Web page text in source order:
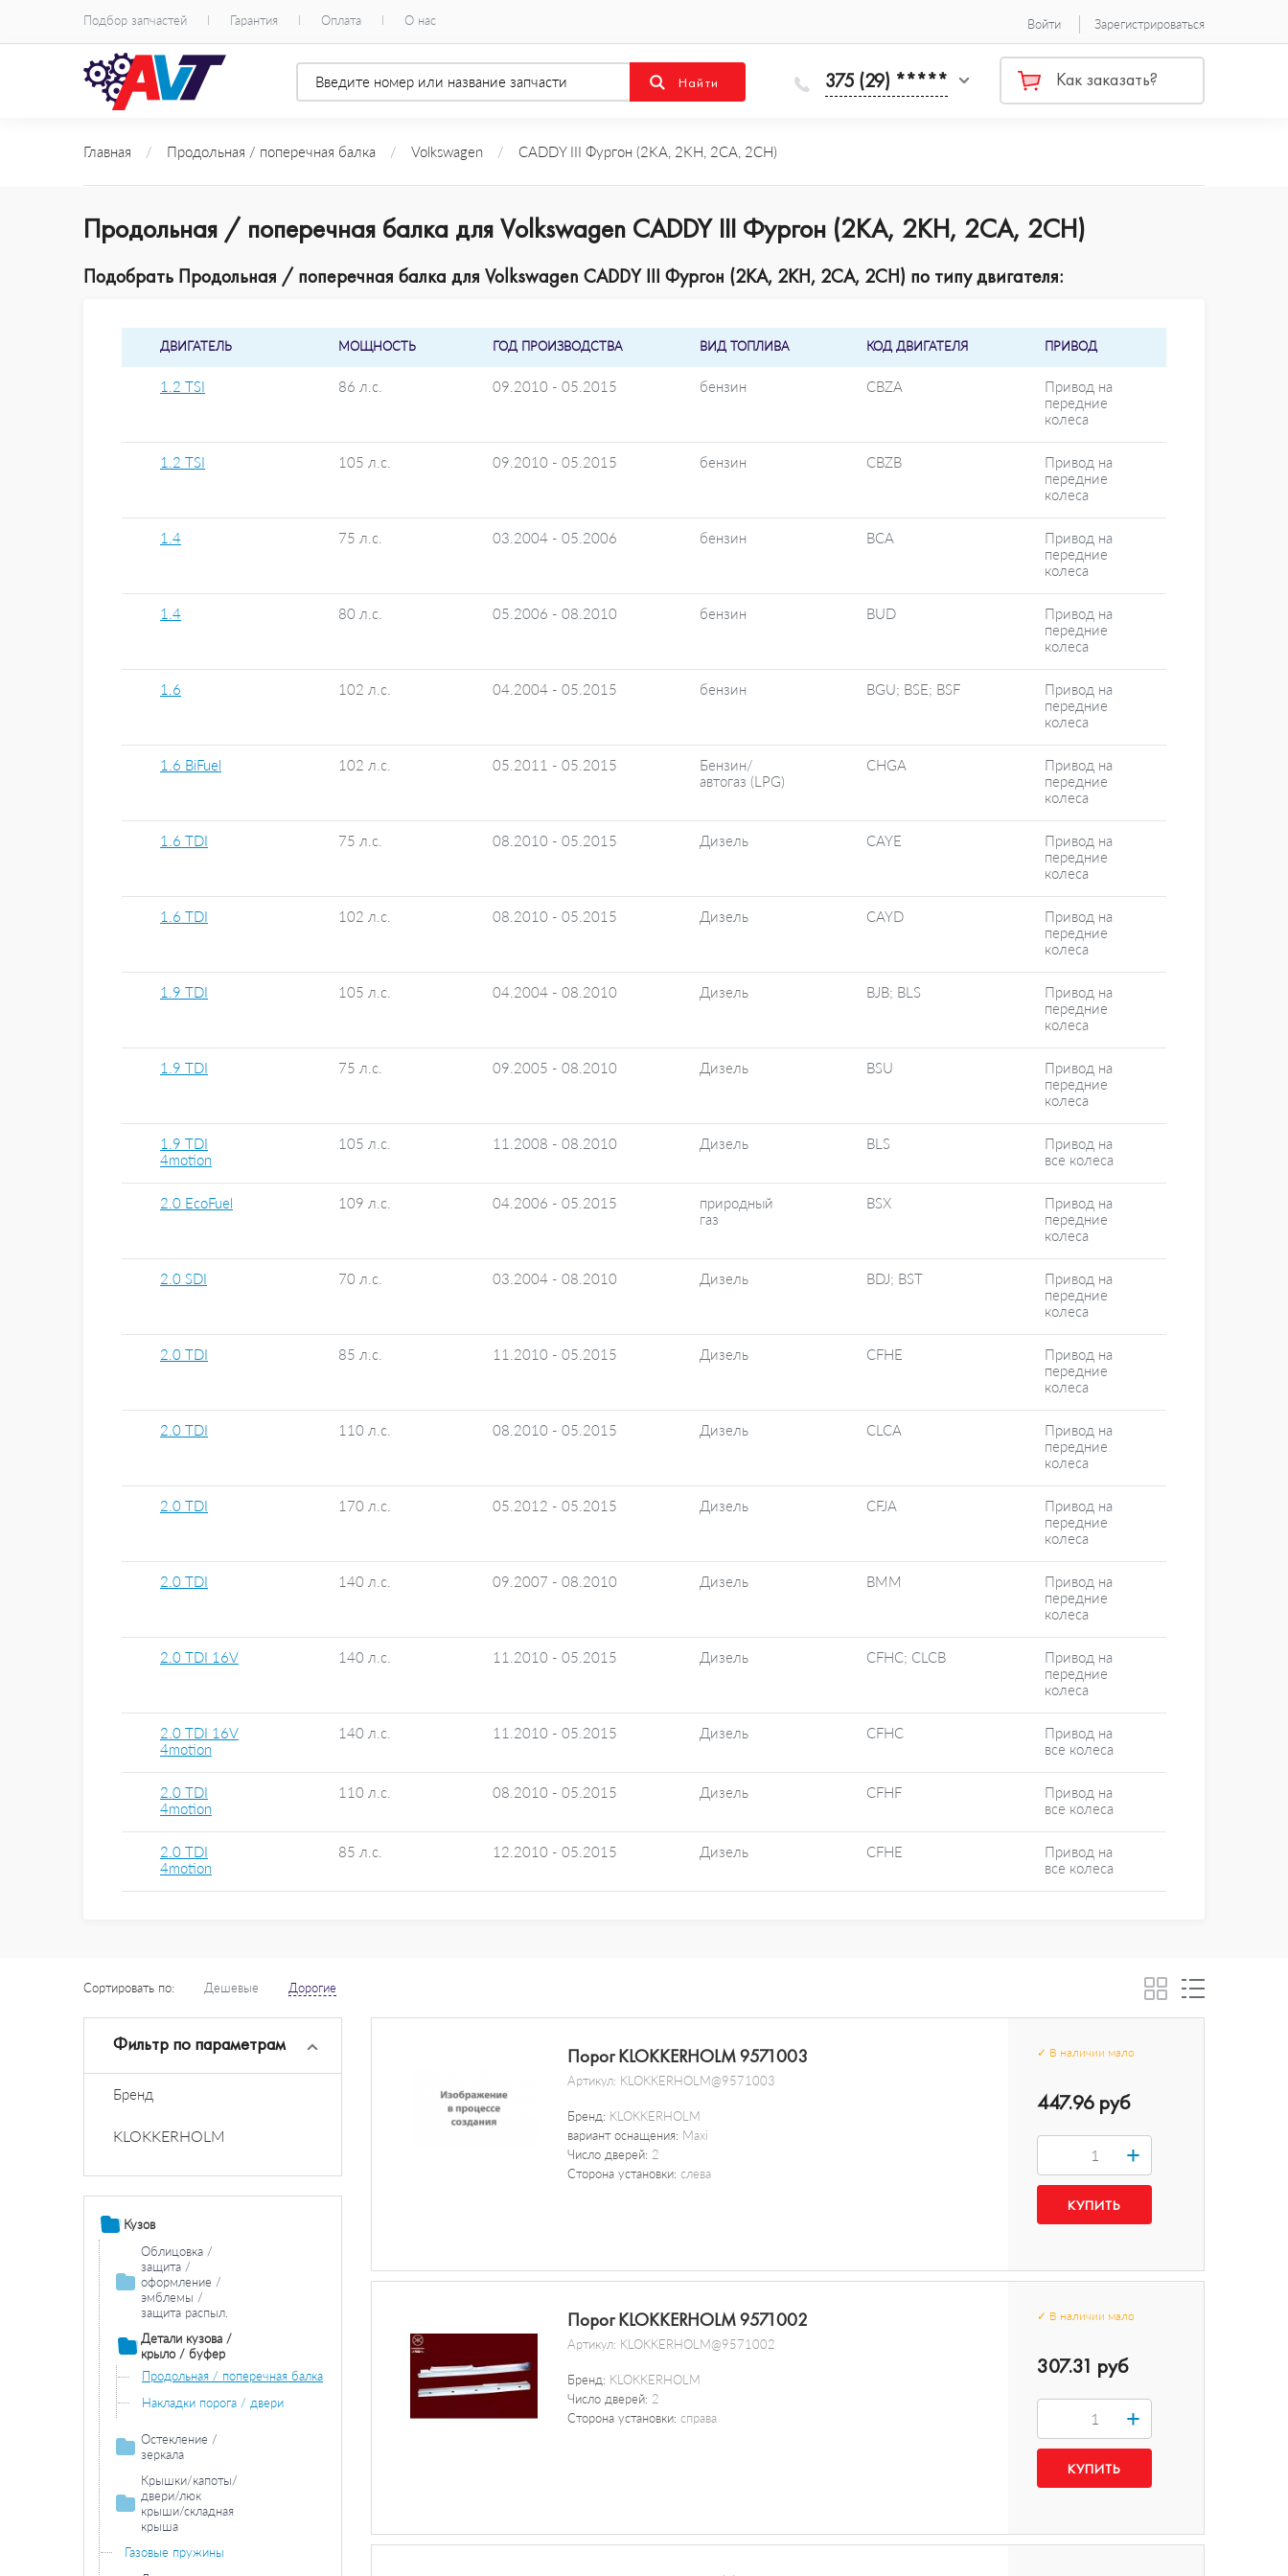
Войти Зарегистрироваться
Подбор запчастей Гарантия Оплата О нас
375 (29) ***** Как заказать?
Главная / Продольная / поперечная балка / Volkswagen / CADDY III Фургон (2KA, 2KH, 2CA, 2CH)
Продольная / поперечная балка для Volkswagen CADDY III Фургон (2KA, 2KH, 2CA, 2CH)
Подобрать Продольная / поперечная балка для Volkswagen CADDY III Фургон (2KA, 2KH, 2CA, 2CH) по типу двигателя:
ДВИГАТЕЛЬ МОЩНОСТЬ ГОД ПРОИЗВОДСТВА ВИД ТОПЛИВА КОД ДВИГАТЕЛЯ ПРИВОД
1.2 TSI 86 л.с. 09.2010 - 05.2015 бензин CBZA
Привод на
передние
колеса
1.2 TSI 105 л.с. 09.2010 - 05.2015 бензин CBZB
Привод на
передние
колеса
1.4 75 л.с. 03.2004 - 05.2006 бензин BCA
Привод на
передние
колеса
1.4 80 л.с. 05.2006 - 08.2010 бензин BUD
Привод на
передние
колеса
1.6 102 л.с. 04.2004 - 05.2015 бензин BGU; BSE; BSF
Привод на
передние
колеса
1.6 BiFuel 102 л.с. 05.2011 - 05.2015
Бензин/
автогаз (LPG)
CHGA
Привод на
передние
колеса
1.6 TDI 75 л.с. 08.2010 - 05.2015 Дизель CAYE
Привод на
передние
колеса
1.6 TDI 102 л.с. 08.2010 - 05.2015 Дизель CAYD
Привод на
передние
колеса
1.9 TDI 105 л.с. 04.2004 - 08.2010 Дизель BJB; BLS
Привод на
передние
колеса
1.9 TDI 75 л.с. 09.2005 - 08.2010 Дизель BSU
Привод на
передние
колеса
1.9 TDI
4motion
105 л.с. 11.2008 - 08.2010 Дизель BLS
Привод на
все колеса
2.0 EcoFuel 109 л.с. 04.2006 - 05.2015
природный
газ
BSX
Привод на
передние
колеса
2.0 SDI 70 л.с. 03.2004 - 08.2010 Дизель BDJ; BST
Привод на
передние
колеса
2.0 TDI 85 л.с. 11.2010 - 05.2015 Дизель CFHE
Привод на
передние
колеса
2.0 TDI 110 л.с. 08.2010 - 05.2015 Дизель CLCA
Привод на
передние
колеса
2.0 TDI 170 л.с. 05.2012 - 05.2015 Дизель CFJA
Привод на
передние
колеса
2.0 TDI 140 л.с. 09.2007 - 08.2010 Дизель BMM
Привод на
передние
колеса
2.0 TDI 16V 140 л.с. 11.2010 - 05.2015 Дизель CFHC; CLCB
Привод на
передние
колеса
2.0 TDI 16V
4motion
140 л.с. 11.2010 - 05.2015 Дизель CFHC
Привод на
все колеса
2.0 TDI
4motion
110 л.с. 08.2010 - 05.2015 Дизель CFHF
Привод на
все колеса
2.0 TDI
4motion
85 л.с. 12.2010 - 05.2015 Дизель CFHE
Привод на
все колеса
Сортировать по: Дешевые Дорогие
Порог KLOKKERHOLM 9571003
Артикул: KLOKKERHOLM@9571003
Бренд: KLOKKERHOLM
вариант оснащения: Maxi
Число дверей: 2
Сторона установки: слева
✓ В наличии мало
447.96 руб
+
Порог KLOKKERHOLM 9571002
Артикул: KLOKKERHOLM@9571002
Бренд: KLOKKERHOLM
Число дверей: 2
Сторона установки: справа
✓ В наличии мало
307.31 руб
+
Фильтр по параметрам
Бренд
KLOKKERHOLM
Кузов
Облицовка /
защита /
оформление /
эмблемы /
защита распыл.
Облицовка / защитная накладка
Детали кузова /
крыло / буфер
Продольная / поперечная балка
Накладки порога / двери
Остекление /
зеркала
Зеркала
Крышки/капоты/
двери/люк
крыши/складная
крыша
Двери / комплектующие
Газовые пружины